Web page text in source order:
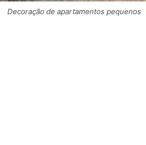
Decoração de apartamentos pequenos